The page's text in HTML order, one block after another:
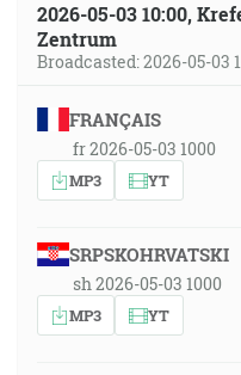
2026-05-03 10:00,
Zentrum
Broadcasted: 2026-05-03
FRANÇAIS
fr 2026-05-03 1000
MP3 YT
SRPSKOHRVATSKI
sh 2026-05-03 1000
MP3 YT